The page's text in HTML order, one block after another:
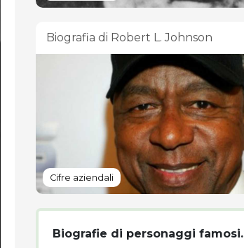
Biografia di Robert L. Johnson
Cifre aziendali
Biografie di personaggi famosi.